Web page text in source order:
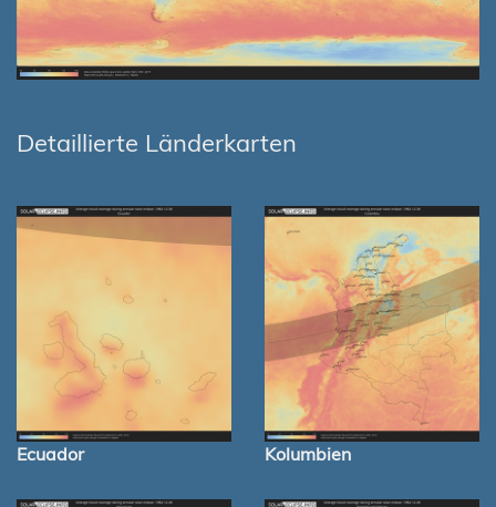
Detaillierte Länderkarten
Ecuador Kolumbien